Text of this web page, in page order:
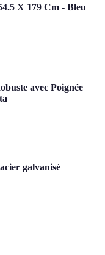
X 179 Cm - Bleu
avec Poignée
galvanisé